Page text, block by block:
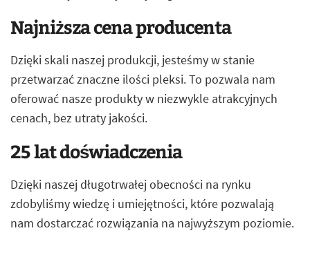
Najniższa cena producenta
Dzięki skali naszej produkcji, jesteśmy w stanie
przetwarzać znaczne ilości pleksi. To pozwala nam
oferować nasze produkty w niezwykle atrakcyjnych
cenach, bez utraty jakości.
25 lat doświadczenia
Dzięki naszej długotrwałej obecności na rynku
zdobyliśmy wiedzę i umiejętności, które pozwalają
nam dostarczać rozwiązania na najwyższym poziomie.